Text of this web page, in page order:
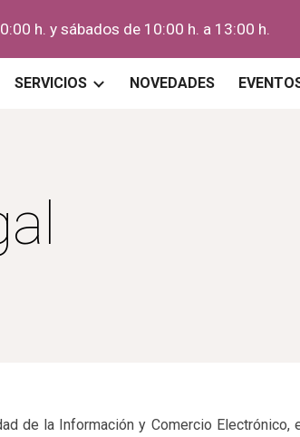
Skip to navigation
h. y sábados de 10:00 h. a 13:00 h.
SERVICIOS NOVEDADES
de la Información y Comercio Electrónico,